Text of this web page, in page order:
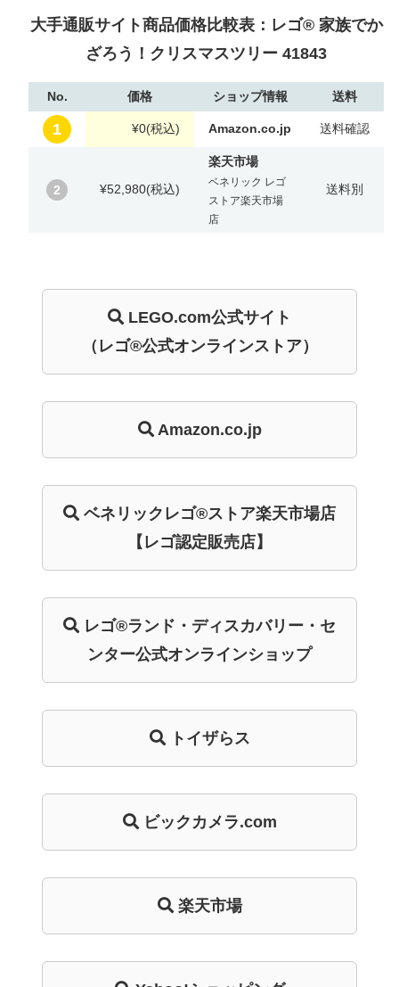
大手通販サイト商品価格比較表：レゴ® 家族でか
ざろう！クリスマスツリー 41843
No. 価格 ショップ情報 送料
1 ¥0(税込) Amazon.co.jp 送料確認
2 ¥52,980(税込)
楽天市場
ベネリック レゴ
ストア楽天市場
店
送料別
LEGO.com公式サイト
（レゴ®公式オンラインストア）
Amazon.co.jp
ベネリック レゴ®ストア楽天市場店
【レゴ認定販売店】
レゴ®ランド・ ディスカバリー・ セ
ンター公式オンラインショップ
トイザらス
ビックカメラ.com
楽天市場